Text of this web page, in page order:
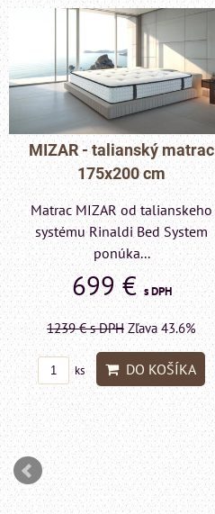
MIZAR - talianský matrac
175x200 cm
Matrac MIZAR od talianskeho
systému Rinaldi Bed System
ponúka...
699 €s DPH
1239 €s DPH Zľava 43.6%
ks DO KOŠÍKA